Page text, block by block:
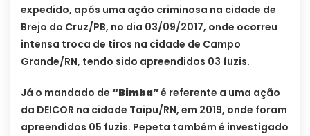
expedido, após uma ação criminosa na cidade de
Brejo do Cruz/PB, no dia 03/09/2017, onde ocorreu
intensa troca de tiros na cidade de Campo
Grande/RN, tendo sido apreendidos 03 fuzis.
Já o mandado de “Bimba”é referente a uma ação
da DEICOR na cidade Taipu/RN, em 2019, onde foram
apreendidos 05 fuzis. Pepeta também é investigado